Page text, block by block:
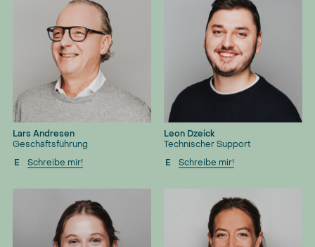
Lars Andresen
Geschäftsführung
E
Schreibe mir!
Leon Dzeick
Technischer Support
E
Schreibe mir!